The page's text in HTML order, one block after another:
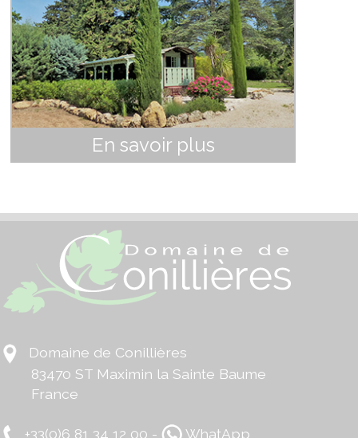
En savoir plus
Domaine de Conillières
83470 ST Maximin la Sainte Baume
France
+33(0)6 81 34 12 00 - WhatApp